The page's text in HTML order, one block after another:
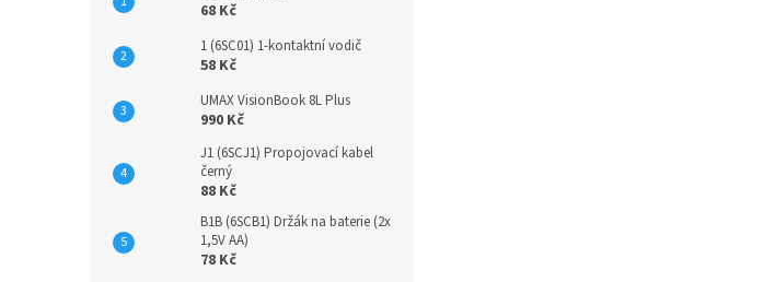
68 Kč
1 (6SC01) 1-kontaktní vodič
58 Kč
UMAX VisionBook 8L Plus
990 Kč
J1 (6SCJ1) Propojovací kabel
černý
88 Kč
B1B (6SCB1) Držák na baterie (2x
1,5V AA)
78 Kč